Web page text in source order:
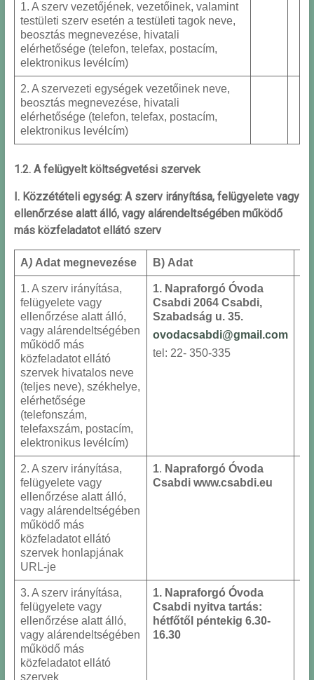
1. A szerv vezetőjének, vezetőinek, valamint
testületi szerv esetén a testületi tagok neve,
beosztás megnevezése, hivatali
elérhetősége (telefon, telefax, postacím,
elektronikus levélcím)
2. A szervezeti egységek vezetőinek neve,
beosztás megnevezése, hivatali
elérhetősége (telefon, telefax, postacím,
elektronikus levélcím)
1.2. A felügyelt költségvetési szervek
I. Közzétételi egység: A szerv irányítása, felügyelete vagy
ellenőrzése alatt álló, vagy alárendeltségében működő
más közfeladatot ellátó szerv
A) Adat megnevezése B) Adat
1. A szerv irányítása,
felügyelete vagy
ellenőrzése alatt álló,
vagy alárendeltségében
működő más
közfeladatot ellátó
szervek hivatalos neve
(teljes neve), székhelye,
elérhetősége
(telefonszám,
telefaxszám, postacím,
elektronikus levélcím)
1. Napraforgó Óvoda
Csabdi 2064 Csabdi,
Szabadság u. 35.
ovodacsabdi@gmail.com
tel: 22- 350-335
2. A szerv irányítása,
felügyelete vagy
ellenőrzése alatt álló,
vagy alárendeltségében
működő más
közfeladatot ellátó
szervek honlapjának
URL-je
1. Napraforgó Óvoda
Csabdi www.csabdi.eu
3. A szerv irányítása,
felügyelete vagy
ellenőrzése alatt álló,
vagy alárendeltségében
működő más
közfeladatot ellátó
szervek
1. Napraforgó Óvoda
Csabdi nyitva tartás:
hétfőtől péntekig 6.30-
16.30